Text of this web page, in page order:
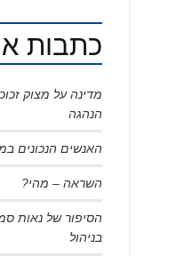
כתבות
מדינה על מצוק
הנהגה
האנשים הנכונים
השראה – מהי?
הסיפור של נאות
בניהול